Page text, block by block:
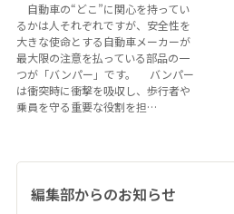
自動車の“どこ”に関心を持ってい
るかは人それぞれですが、安全性を
大きな使命とする自動車メーカーが
最大限の注意を払っている部品の一
つが「バンパー」です。 バンパー
は衝突時に衝撃を吸収し、歩行者や
乗員を守る重要な役割を担…
編集部からのお知らせ